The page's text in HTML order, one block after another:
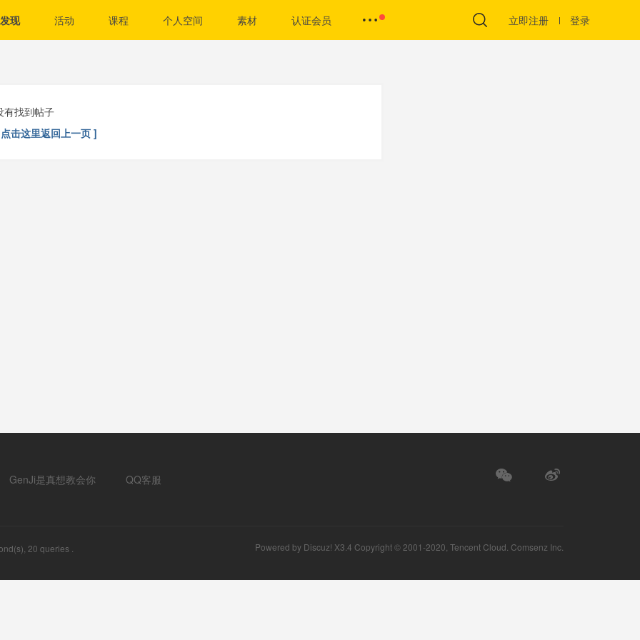
发现 活动 课程 个人空间 素材 认证会员 立即注册 登录
有找到帖子
击这里返回上一页 ]
GenJi是真想教会你 QQ客服
20 queries . Powered by Discuz! X3.4 Copyright © 2001-2020, Tencent Cloud. Comsenz Inc.